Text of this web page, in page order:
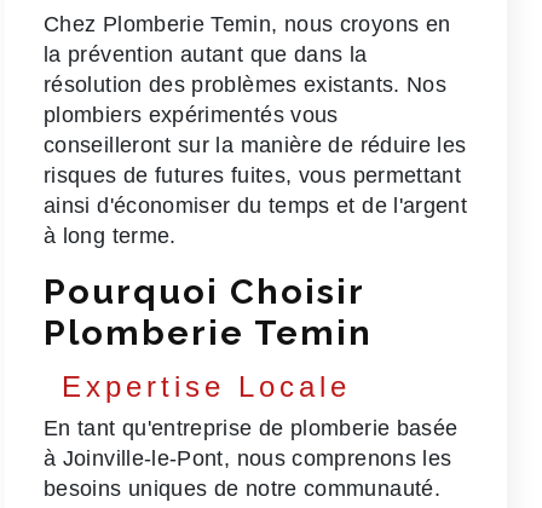
Chez Plomberie Temin, nous croyons en
la prévention autant que dans la
résolution des problèmes existants. Nos
plombiers expérimentés vous
conseilleront sur la manière de réduire les
risques de futures fuites, vous permettant
ainsi d'économiser du temps et de l'argent
à long terme.
Pourquoi Choisir
Plomberie Temin
Expertise Locale
En tant qu'entreprise de plomberie basée
à Joinville-le-Pont, nous comprenons les
besoins uniques de notre communauté.